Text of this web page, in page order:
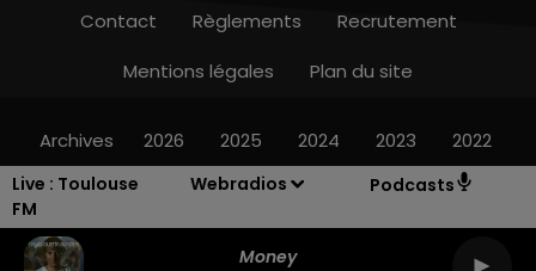
Live : Toulouse
FM
Webradios Podcasts
Money
Contact Règlements
Recrutement
Mentions légales
Plan du site
Archives 2026 2025 2024 2023 2022